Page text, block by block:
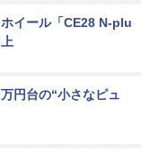
イール「CE28 N-plu
円台の“小さなピュ